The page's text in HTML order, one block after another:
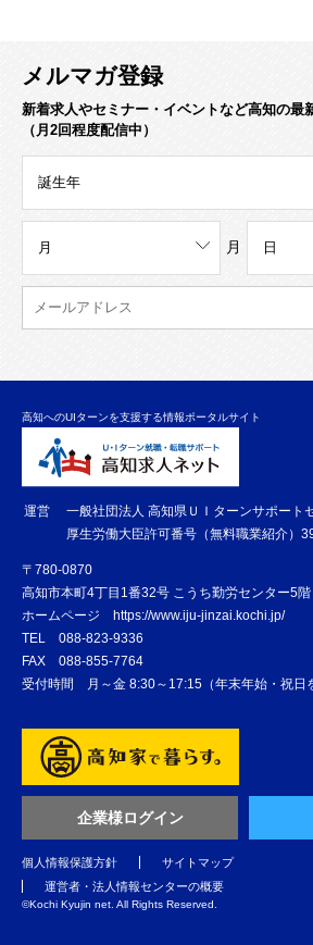
メルマガ登録
新着求人やセミナー・イベントなど高知の最
（月2回程度配信中）
月
高知へのUIターンを支援する情報ポータルサイト
運営
一般社団法人 高知県ＵＩターンサポート
厚生労働大臣許可番号（無料職業紹介）
〒780-0870
高知市本町4丁目1番32号 こうち勤労センター5階
ホームページ https://www.iju-jinzai.kochi.jp/
TEL 088-823-9336
FAX 088-855-7764
受付時間 月～金 8:30～17:15（年末年始・祝日
企業様ログイン
個人情報保護方針
サイトマップ
運営者・法人情報センターの概要
©️Kochi Kyujin net. All Rights Reserved.